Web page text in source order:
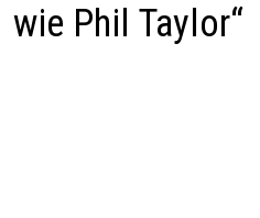
wie Phil Taylor“